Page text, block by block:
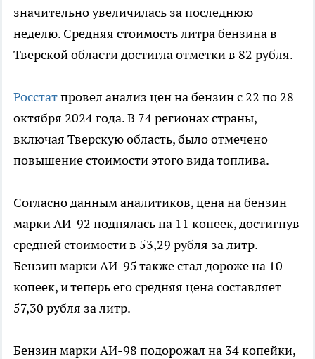
значительно увеличилась за последнюю
неделю. Средняя стоимость литра бензина в
Тверской области достигла отметки в 82 рубля.
Росстатпровел анализ цен на бензин с 22 по 28
октября 2024 года. В 74 регионах страны,
включая Тверскую область, было отмечено
повышение стоимости этого вида топлива.
Согласно данным аналитиков, цена на бензин
марки АИ-92 поднялась на 11 копеек, достигнув
средней стоимости в 53,29 рубля за литр.
Бензин марки АИ-95 также стал дороже на 10
копеек, и теперь его средняя цена составляет
57,30 рубля за литр.
Бензин марки АИ-98 подорожал на 34 копейки,